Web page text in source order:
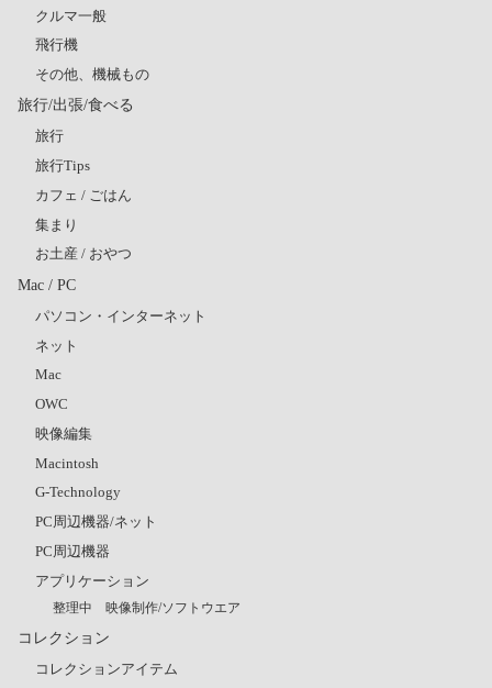
クルマ一般
飛行機
その他、機械もの
旅行/出張/食べる
旅行
旅行Tips
カフェ / ごはん
集まり
お土産 / おやつ
Mac / PC
パソコン・インターネット
ネット
Mac
OWC
映像編集
Macintosh
G-Technology
PC周辺機器/ネット
PC周辺機器
アプリケーション
整理中 映像制作/ソフトウエア
コレクション
コレクションアイテム